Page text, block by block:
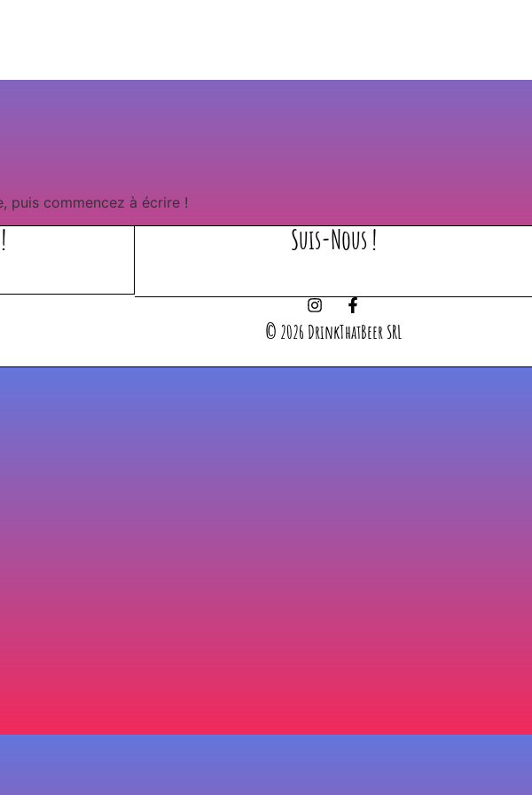
puis commencez à écrire !
Suis-Nous !
© 2026 DrinkThatBeer SRL